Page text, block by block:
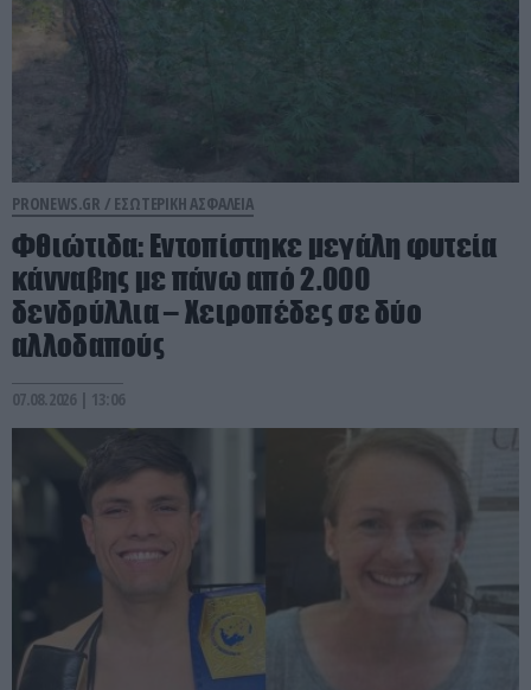
PRONEWS.GR / ΕΣΩΤΕΡΙΚΗ ΑΣΦΑΛΕΙΑ
Φθιώτιδα: Εντοπίστηκε μεγάλη φυτεία
κάνναβης με πάνω από 2.000
δενδρύλλια – Xειροπέδες σε δύο
αλλοδαπούς
07.08.2026 | 13:06